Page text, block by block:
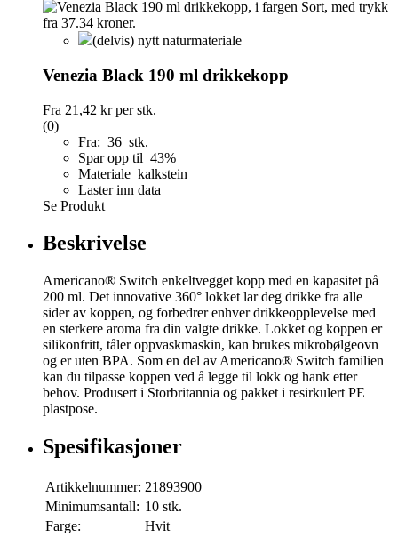
(delvis) nytt naturmateriale
Venezia Black 190 ml drikkekopp
Fra 21,42 krper stk.
(0)
Fra: 36 stk.
Spar opp til 43%
Materiale kalkstein
Laster inn data
Se Produkt
Beskrivelse
Americano® Switch enkeltvegget kopp med en kapasitet på
200 ml. Det innovative 360° lokket lar deg drikke fra alle
sider av koppen, og forbedrer enhver drikkeopplevelse med
en sterkere aroma fra din valgte drikke. Lokket og koppen er
silikonfritt, tåler oppvaskmaskin, kan brukes mikrobølgeovn
og er uten BPA. Som en del av Americano® Switch familien
kan du tilpasse koppen ved å legge til lokk og hank etter
behov. Produsert i Storbritannia og pakket i resirkulert PE
plastpose.
Spesifikasjoner
Artikkelnummer: 21893900
Minimumsantall: 10 stk.
Farge:
Hvit